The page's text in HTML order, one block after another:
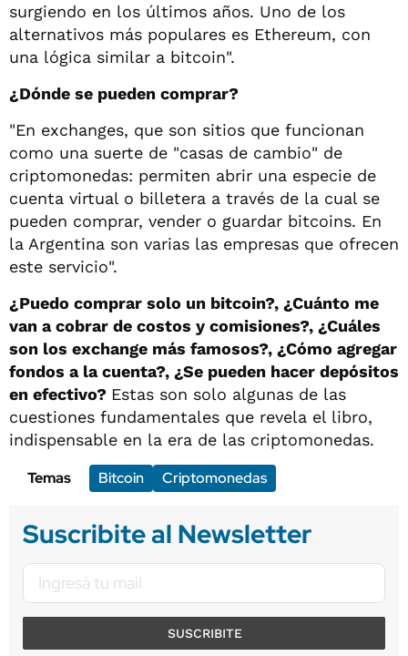
surgiendo en los últimos años. Uno de los
alternativos más populares es Ethereum, con
una lógica similar a bitcoin".
¿Dónde se pueden comprar?
"En exchanges, que son sitios que funcionan
como una suerte de "casas de cambio" de
criptomonedas: permiten abrir una especie de
cuenta virtual o billetera a través de la cual se
pueden comprar, vender o guardar bitcoins. En
la Argentina son varias las empresas que ofrecen
este servicio".
¿Puedo comprar solo un bitcoin?, ¿Cuánto me
van a cobrar de costos y comisiones?, ¿Cuáles
son los exchange más famosos?, ¿Cómo agregar
fondos a la cuenta?, ¿Se pueden hacer depósitos
en efectivo? Estas son solo algunas de las
cuestiones fundamentales que revela el libro,
indispensable en la era de las criptomonedas.
Temas
Bitcoin Criptomonedas
Suscribite al Newsletter
SUSCRIBITE